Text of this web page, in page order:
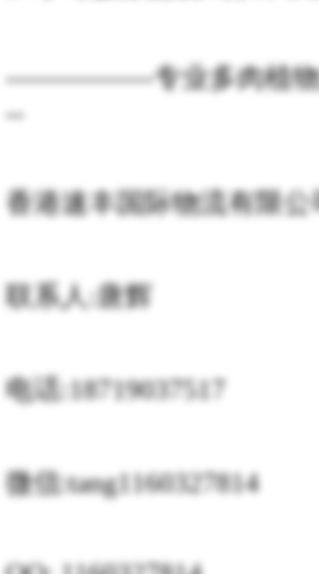
----------------专业多肉植
--
香港速丰国际物流有限公
联系人:唐辉
电话:18719037517
微信:tang1160327814